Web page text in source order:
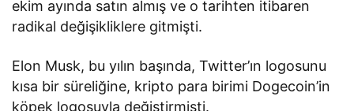
ekim ayında satın almış ve o tarihten itibaren
radikal değişikliklere gitmişti.
Elon Musk, bu yılın başında, Twitter’ın logosunu
kısa bir süreliğine, kripto para birimi Dogecoin’in
köpek logosuyla değiştirmişti.